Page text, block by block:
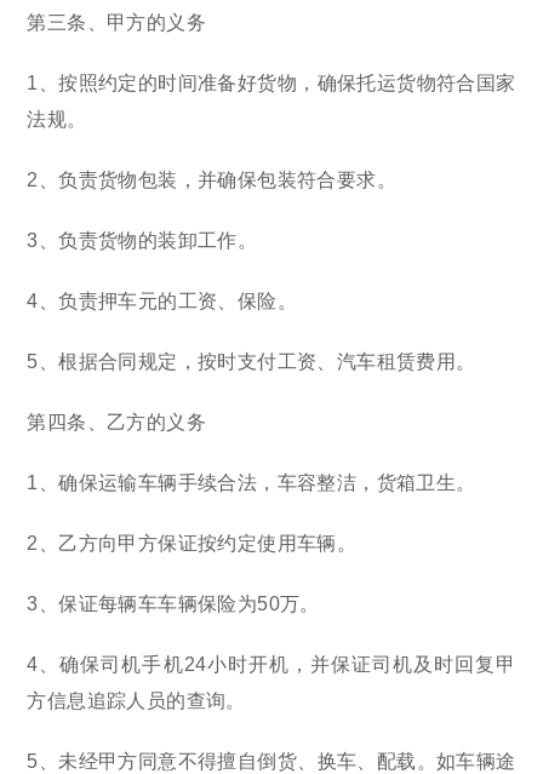
第三条、甲方的义务
1、按照约定的时间准备好货物，确保托运货物符合国家
法规。
2、负责货物包装，并确保包装符合要求。
3、负责货物的装卸工作。
4、负责押车元的工资、保险。
5、根据合同规定，按时支付工资、汽车租赁费用。
第四条、乙方的义务
1、确保运输车辆手续合法，车容整洁，货箱卫生。
2、乙方向甲方保证按约定使用车辆。
3、保证每辆车车辆保险为50万。
4、确保司机手机24小时开机，并保证司机及时回复甲
方信息追踪人员的查询。
5、未经甲方同意不得擅自倒货、换车、配载。如车辆途